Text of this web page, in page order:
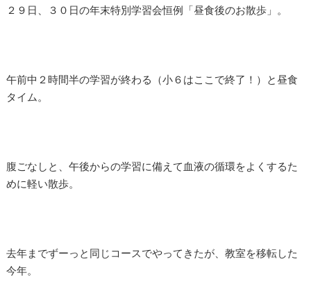
２９日、３０日の年末特別学習会恒例「昼食後のお散歩」。
午前中２時間半の学習が終わる（小６はここで終了！）と昼食
タイム。
腹ごなしと、午後からの学習に備えて血液の循環をよくするた
めに軽い散歩。
去年までずーっと同じコースでやってきたが、教室を移転した
今年。